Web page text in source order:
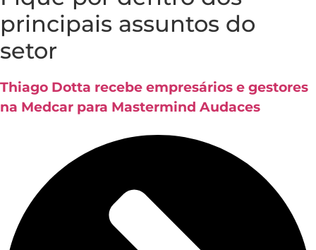
principais assuntos do
setor
Thiago Dotta recebe empresários e gestores
na Medcar para Mastermind Audaces